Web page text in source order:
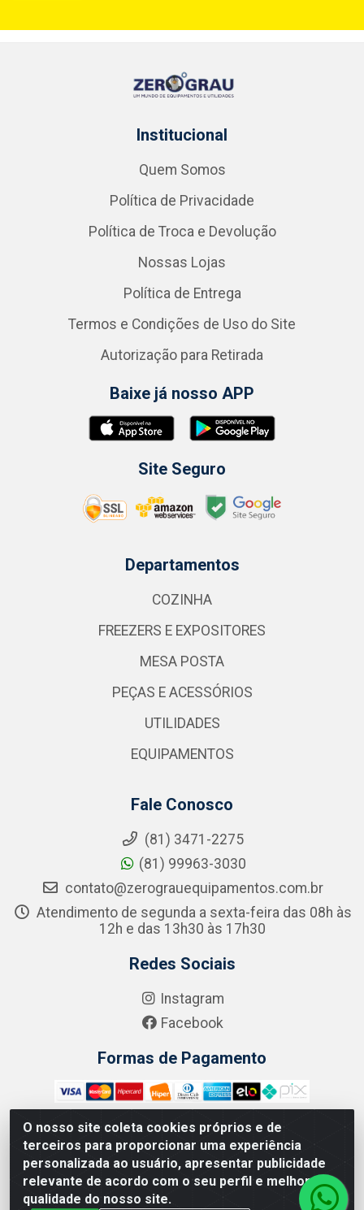
O nosso site coleta cookies próprios e de
terceiros para proporcionar uma experiência
personalizada ao usuário, apresentar publicidade
relevante de acordo com o seu perfil e melhorar a
qualidade do nosso site.
Institucional
Quem Somos
Política de Privacidade
Política de Troca e Devolução
Nossas Lojas
Política de Entrega
Termos e Condições de Uso do Site
Autorização para Retirada
Baixe já nosso APP
Site Seguro
Departamentos
COZINHA
FREEZERS E EXPOSITORES
MESA POSTA
PEÇAS E ACESSÓRIOS
UTILIDADES
EQUIPAMENTOS
Fale Conosco
(81) 3471-2275
(81) 99963-3030
contato@zerograuequipamentos.com.br
Atendimento de segunda a sexta-feira das 08h às
12h e das 13h30 às 17h30
Redes Sociais
Instagram
Facebook
Formas de Pagamento
Zero Grau - Rua Jean Emile Favre, 746 - Ipsep, Recife/PE -
CEP 51.190-450 - CNPJ 09.132.989/0001-61